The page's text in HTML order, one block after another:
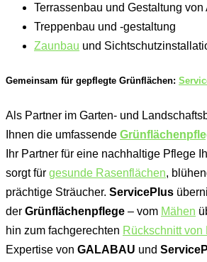
Terrassenbau und Gestaltung
Treppenbau und -gestaltung
Zaunbau und
Gemeinsam für gepflegte Grünflächen:
Als Partner im Garten- und
Ihnen die umfassende
Ihr Partner für eine nachhaltige Pflege
sorgt für gesunde Rasenflächen,
prächtige Sträucher. ServicePlus
der Grünflächenpflege – vom Mähen
hin zum fachgerechten Rückschnitt von
Expertise von GALABAU und